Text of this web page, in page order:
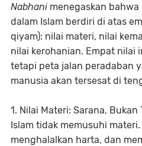
Nabhani menegaskan
dalam Islam berdiri di atas
qiyam): nilai materi, nilai
nilai kerohanian. Empat nilai
tetapi peta jalan peradaban
manusia akan tersesat di
1. Nilai Materi: Sarana, Bukan
Islam tidak memusuhi
menghalalkan harta, dan